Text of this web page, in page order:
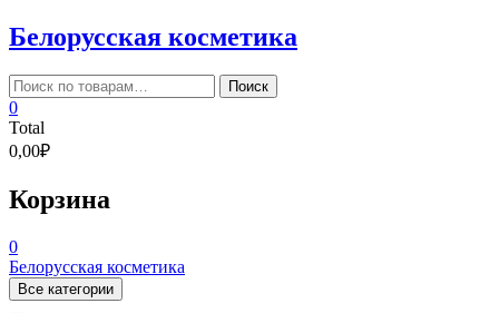
Skip
to
content
Белорусская косметика
Искать: Поиск
0
Total
0,00₽
Корзина
0
Белорусская косметика
Все категории